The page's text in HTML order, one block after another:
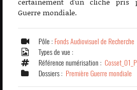
Guerre mondiale.
Pôle : Fonds Audiovisuel de Recherche
Types de vue :
Référence numérisation :
Dossiers : Première Guerre mondiale